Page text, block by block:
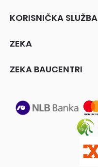
KORISNIČKA SLUŽBA
ZEKA
ZEKA BAUCENTRI